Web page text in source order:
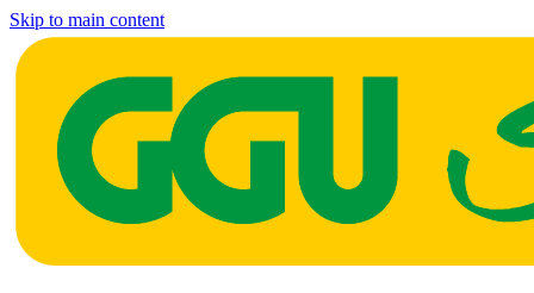
Skip to main content